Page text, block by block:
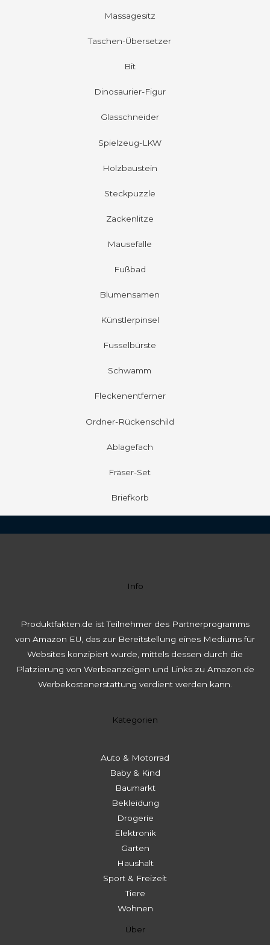
Massagesitz
Taschen-Übersetzer
Bit
Dinosaurier-Figur
Glasschneider
Spielzeug-LKW
Holzbaustein
Steckpuzzle
Zackenlitze
Mausefalle
Fußbad
Blumensamen
Künstlerpinsel
Fusselbürste
Schwamm
Fleckenentferner
Ordner-Rückenschild
Ablagefach
Fräser-Set
Briefkorb
Info
Produktfakten.de ist Teilnehmer des Partnerprogramms
von Amazon EU, das zur Bereitstellung eines Mediums für
Websites konzipiert wurde, mittels dessen durch die
Platzierung von Werbeanzeigen und Links zu Amazon.de
Werbekostenerstattung verdient werden kann.
Kategorien
Auto & Motorrad
Baby & Kind
Baumarkt
Bekleidung
Drogerie
Elektronik
Garten
Haushalt
Sport & Freizeit
Tiere
Wohnen
Über